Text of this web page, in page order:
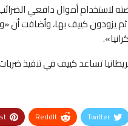
لاستخدام أموال دافعي
يزودون كييف بها، وأضافت أن
تساعد كييف في تنفيذ
Twitter
ReddIt